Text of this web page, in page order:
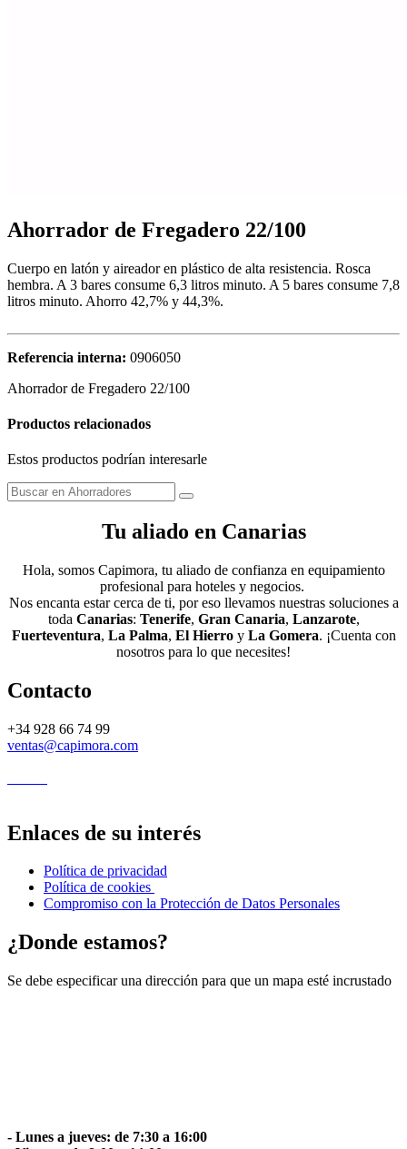
Bancos de vestuario
Ahorrador de Fregadero 22/100
Cuerpo en latón y aireador en plástico de alta resistencia. Rosca
hembra. A 3 bares consume 6,3 litros minuto. A 5 bares consume 7,8
litros minuto. Ahorro 42,7% y 44,3%.
Referencia interna: 0906050
Ahorrador de Fregadero 22/100
Productos relacionados
Estos productos podrían interesarle
Tu aliado en Canarias
Hola, somos Capimora, tu aliado de confianza en equipamiento
profesional para hoteles y negocios.
Nos encanta estar cerca de ti, por eso llevamos nuestras soluciones a
toda Canarias: Tenerife, Gran Canaria, Lanzarote,
Fuerteventura, La Palma, El Hierroy La Gomera. ¡Cuenta con
nosotros para lo que necesites!
Contacto
+34 928 66 74 99
ventas@capimora.com
Enlaces de su interés
Política de privacidad
Política de cookies
Compromiso con la Protección de Datos Personales
¿Donde estamos?
Se debe especificar una dirección para que un mapa esté incrustado
- Lunes a jueves: de 7:30 a 16:00